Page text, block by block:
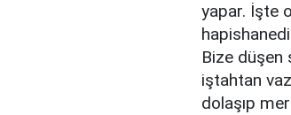
yapar. İşte
Bize düşen
iştahtan
dolaşıp